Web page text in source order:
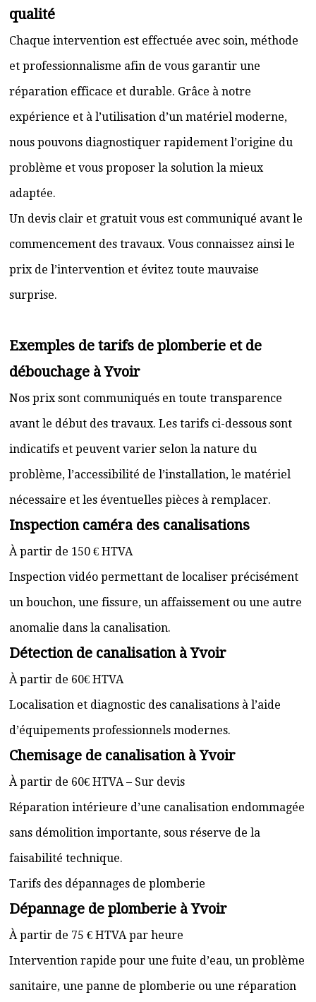
qualité
Chaque intervention est effectuée avec soin, méthode
et professionnalisme afin de vous garantir une
réparation efficace et durable. Grâce à notre
expérience et à l’utilisation d’un matériel moderne,
nous pouvons diagnostiquer rapidement l’origine du
problème et vous proposer la solution la mieux
adaptée.
Un devis clair et gratuit vous est communiqué avant le
commencement des travaux. Vous connaissez ainsi le
prix de l’intervention et évitez toute mauvaise
surprise.
Exemples de tarifs de plomberie et de
débouchage à Yvoir
Nos prix sont communiqués en toute transparence
avant le début des travaux. Les tarifs ci-dessous sont
indicatifs et peuvent varier selon la nature du
problème, l’accessibilité de l’installation, le matériel
nécessaire et les éventuelles pièces à remplacer.
Inspection caméra des canalisations
À partir de 150 € HTVA
Inspection vidéo permettant de localiser précisément
un bouchon, une fissure, un affaissement ou une autre
anomalie dans la canalisation.
Détection de canalisation à Yvoir
À partir de 60€ HTVA
Localisation et diagnostic des canalisations à l’aide
d’équipements professionnels modernes.
Chemisage de canalisation à Yvoir
À partir de 60€ HTVA – Sur devis
Réparation intérieure d’une canalisation endommagée
sans démolition importante, sous réserve de la
faisabilité technique.
Tarifs des dépannages de plomberie
Dépannage de plomberie à Yvoir
À partir de 75 € HTVA par heure
Intervention rapide pour une fuite d’eau, un problème
sanitaire, une panne de plomberie ou une réparation